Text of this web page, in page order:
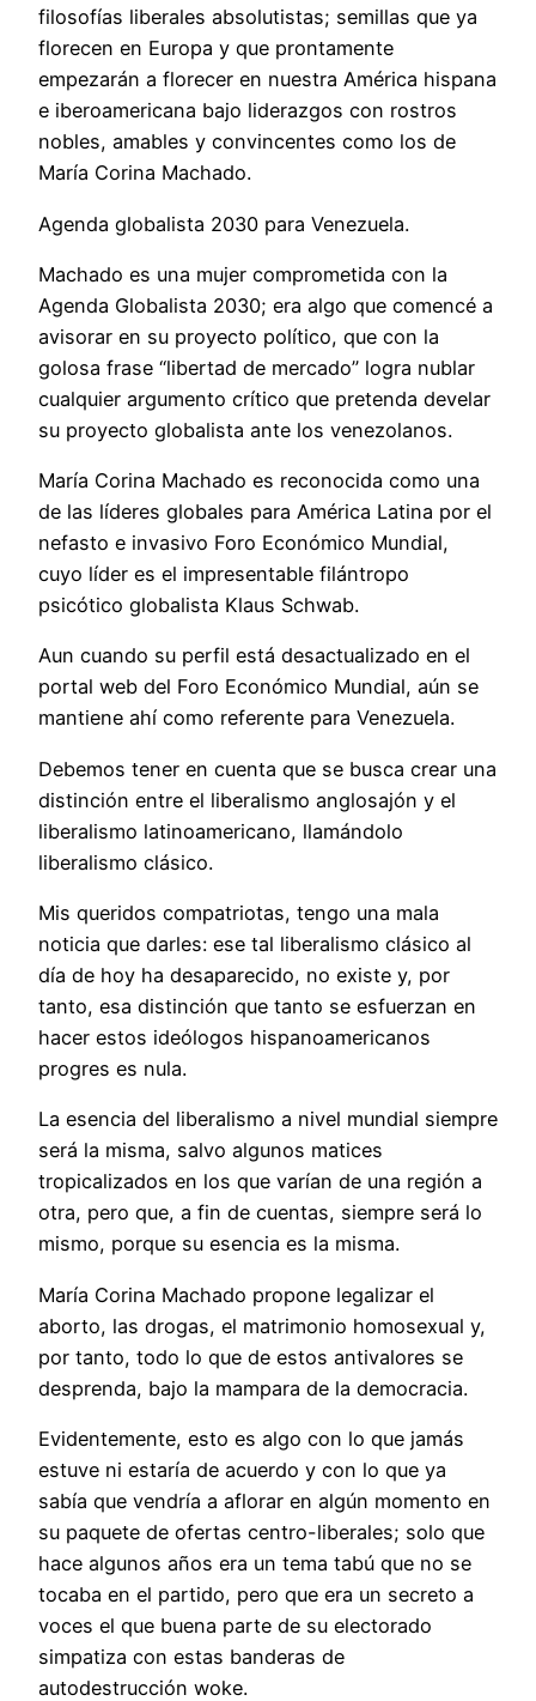
filosofías liberales absolutistas; semillas que ya
florecen en Europa y que prontamente
empezarán a florecer en nuestra América hispana
e iberoamericana bajo liderazgos con rostros
nobles, amables y convincentes como los de
María Corina Machado.
Agenda globalista 2030 para Venezuela.
Machado es una mujer comprometida con la
Agenda Globalista 2030; era algo que comencé a
avisorar en su proyecto político, que con la
golosa frase “libertad de mercado” logra nublar
cualquier argumento crítico que pretenda develar
su proyecto globalista ante los venezolanos.
María Corina Machado es reconocida como una
de las líderes globales para América Latina por el
nefasto e invasivo Foro Económico Mundial,
cuyo líder es el impresentable filántropo
psicótico globalista Klaus Schwab.
Aun cuando su perfil está desactualizado en el
portal web del Foro Económico Mundial, aún se
mantiene ahí como referente para Venezuela.
Debemos tener en cuenta que se busca crear una
distinción entre el liberalismo anglosajón y el
liberalismo latinoamericano, llamándolo
liberalismo clásico.
Mis queridos compatriotas, tengo una mala
noticia que darles: ese tal liberalismo clásico al
día de hoy ha desaparecido, no existe y, por
tanto, esa distinción que tanto se esfuerzan en
hacer estos ideólogos hispanoamericanos
progres es nula.
La esencia del liberalismo a nivel mundial siempre
será la misma, salvo algunos matices
tropicalizados en los que varían de una región a
otra, pero que, a fin de cuentas, siempre será lo
mismo, porque su esencia es la misma.
María Corina Machado propone legalizar el
aborto, las drogas, el matrimonio homosexual y,
por tanto, todo lo que de estos antivalores se
desprenda, bajo la mampara de la democracia.
Evidentemente, esto es algo con lo que jamás
estuve ni estaría de acuerdo y con lo que ya
sabía que vendría a aflorar en algún momento en
su paquete de ofertas centro-liberales; solo que
hace algunos años era un tema tabú que no se
tocaba en el partido, pero que era un secreto a
voces el que buena parte de su electorado
simpatiza con estas banderas de
autodestrucción woke.